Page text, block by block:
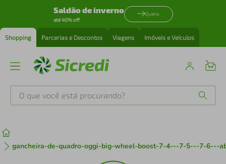
Saldão de inverno
até 40% off
Quero
Shopping Parcerias e Descontos Viagens Imóveis e Veículos
O que você está procurando?
gancheira-de-quadro-oggi-big-wheel-boost-7-4---7-5---7-6---
1º tenis